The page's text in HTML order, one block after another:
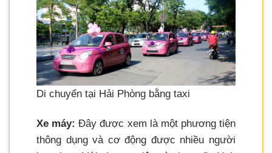
Di chuyển tại Hải Phòng bằng taxi
Xe máy: Đây được xem là một phương tiện
thông dụng và cơ động được nhiều người